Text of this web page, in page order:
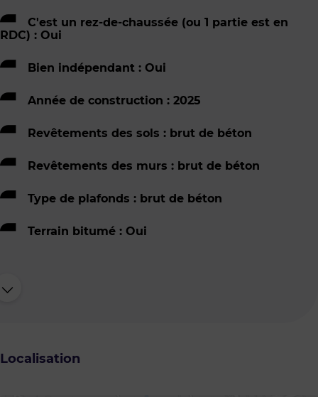
C'est un rez-de-chaussée (ou 1 partie est en
RDC) : Oui
Bien indépendant : Oui
Année de construction : 2025
Revêtements des sols : brut de béton
Revêtements des murs : brut de béton
Type de plafonds : brut de béton
Terrain bitumé : Oui
Localisation